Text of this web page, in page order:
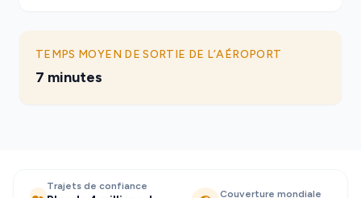
TEMPS MOYEN DE SORTIE DE L’AÉROPORT
7 minutes
Trajets de confiance
Couverture mondiale